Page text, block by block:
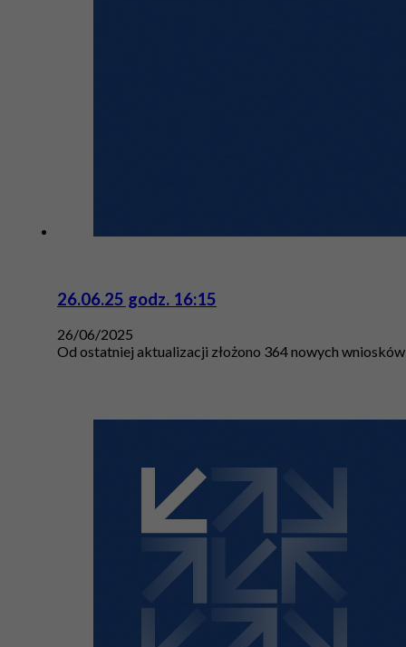
26.06.25 godz. 16:15
26/06/2025
Od ostatniej aktualizacji złożono 364 nowych wniosków